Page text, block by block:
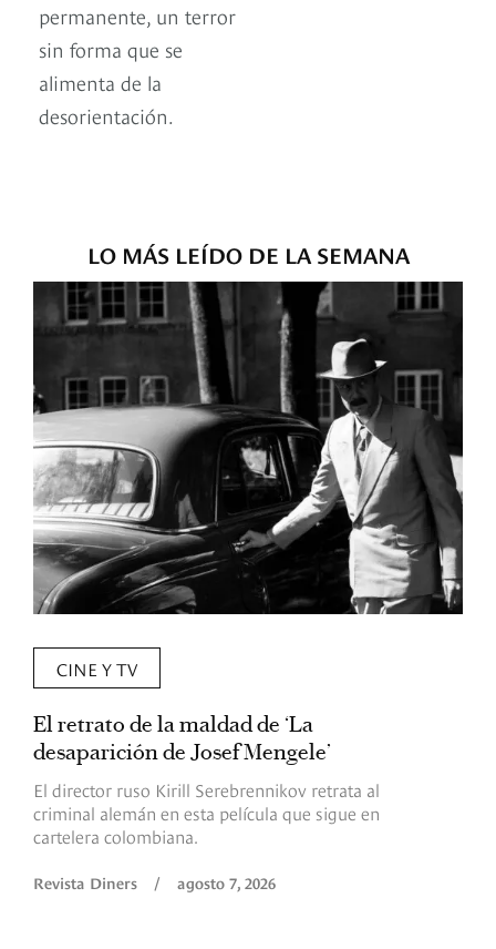
permanente, un terror
sin forma que se
alimenta de la
desorientación.
LO MÁS LEÍDO DE LA SEMANA
CINE Y TV
El retrato de la maldad de ‘La
desaparición de Josef Mengele’
El director ruso Kirill Serebrennikov retrata al
criminal alemán en esta película que sigue en
cartelera colombiana.
Revista Diners / agosto 7, 2026